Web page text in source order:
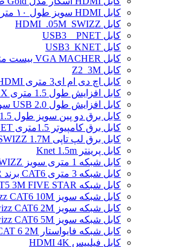
کابل HDMI سویز طول ۱۰ متر
کابل HDMI_.05M_SWIZZ
کابل USB3 _ PNET
کابل USB3_KNET
کابل VGA MACHER بیست متری MR 165
کابل Z2_3M
کابل اچ دی ام ای3 متری VENETOLINK HDMI
کابل افزایش طول 1.5 متری USB TR-MAX
کابل افزایش طول USB 2.0 سویز 1.5m
کابل برق دو پین سویز طول 1.5 متر
کابل برق کامپیوتر 1.5ﻣﺘﺮی P-NET
کابل برق لپ تاپی SWIZZ 1.7M
کابل پرینتر Knet 1.5m
کابل شبکه 1 متری سویز CAT6 SWIZZ
کابل شبکه 3 متری CAT6 برند FIVE STAR
کابل شبکه CAT5 3M FIVE STAR
کابل شبکه سویز Swizz CAT6 10M
کابل شبکه سویز Swizz CAT6 2M
کابل شبکه سویز Swizz CAT6 5M
کابل شبکه فایواستار FIVE STAR CAT 6 2M
کابل فیلیپس HDMI 4K